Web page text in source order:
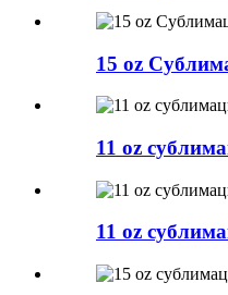
15 oz
11 oz
11 oz